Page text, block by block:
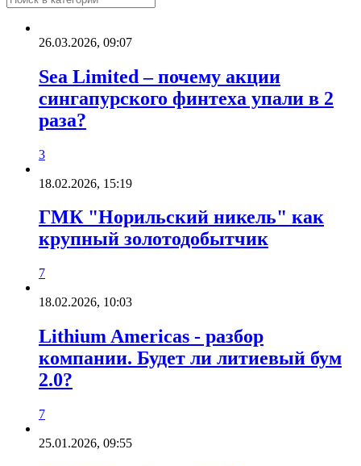
26.03.2026, 09:07
Sea Limited – почему акции
сингапурского финтеха упали в 2
раза?
3
18.02.2026, 15:19
ГМК "Норильский никель" как
крупный золотодобытчик
7
18.02.2026, 10:03
Lithium Americas - разбор
компании. Будет ли литиевый бум
2.0?
7
25.01.2026, 09:55